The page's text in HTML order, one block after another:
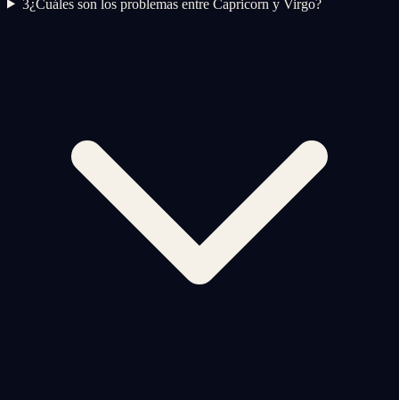
3¿Cuáles son los problemas entre Capricorn y Virgo?